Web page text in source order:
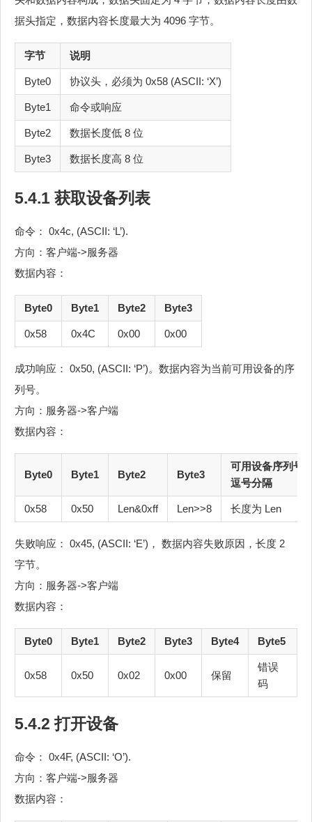
据头指定，数据内容长度最大为 4096 字节。
字节 说明
Byte0 协议头，必须为 0x58 (ASCII: ‘X’)
Byte1 命令或响应
Byte2 数据长度低 8 位
Byte3 数据长度高 8 位
5.4.1 获取设备列表
命令： 0x4c, (ASCII: ‘L’).
方向：客户端->服务器
数据内容：
Byte0 Byte1 Byte2 Byte3
0x58 0x4C 0x00 0x00
成功响应： 0x50, (ASCII: ‘P’)。数据内容为当前可用设备的序
列号。
方向：服务器->客户端
数据内容：
Byte0 Byte1 Byte2 Byte3
可用设备序列号
逗号分隔
0x58 0x50 Len&0xff Len>>8 长度为 Len
失败响应： 0x45, (ASCII: ‘E’)， 数据内容失败原因，长度 2
字节。
方向：服务器->客户端
数据内容：
Byte0 Byte1 Byte2 Byte3 Byte4 Byte5
0x58 0x50 0x02 0x00 保留
错误
码
5.4.2 打开设备
命令： 0x4F, (ASCII: ‘O’).
方向：客户端->服务器
数据内容：